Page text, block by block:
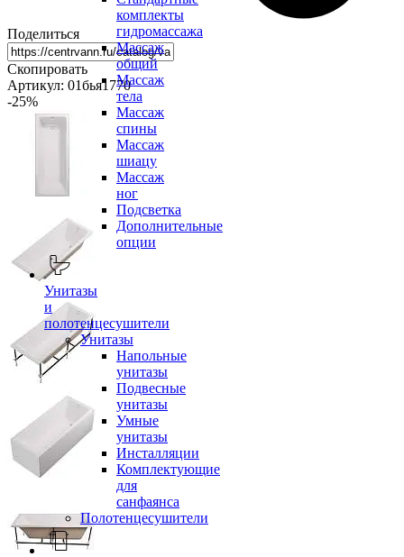
комплекты
гидромассажа
Массаж
общий
Массаж
тела
Массаж
спины
Массаж
шиацу
Массаж
ног
Подсветка
Дополнительные
опции
Унитазы
и
полотенцесушители
Унитазы
Напольные
унитазы
Подвесные
унитазы
Умные
унитазы
Инсталляции
Комплектующие
для
санфаянса
Полотенцесушители
Поделиться
Скопировать
Артикул: 01бья1770
-25%